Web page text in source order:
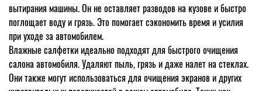
вытирания машины. Он не оставляет разводов на кузове и быстро
поглощает воду и грязь. Это помогает сэкономить время и усилия
при уходе за автомобилем.
Влажные салфетки идеально подходят для быстрого очищения
салона автомобиля. Удаляют пыль, грязь и даже налет на стеклах.
Они также могут использоваться для очищения экранов и других